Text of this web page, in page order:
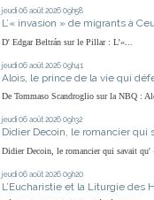
jeudi 06 août 2026 09h58
L’« invasion » de migrants à
D' Edgar Beltrán sur le Pillar : L’«...
jeudi 06 août 2026 09h41
Alois, le prince de la vie qui
De Tommaso Scandroglio sur la NBQ :
jeudi 06 août 2026 09h32
Didier Decoin, le romancier qui
Didier Decoin, le romancier qui savait qu'
jeudi 06 août 2026 09h20
L’Eucharistie et la Liturgie des